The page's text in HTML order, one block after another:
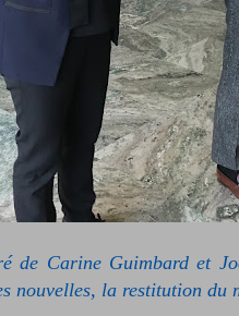
de Carine Guimbard et
nouvelles, la restitution